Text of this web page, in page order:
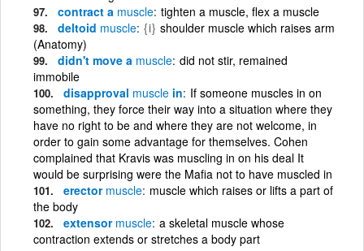
contract a muscle tighten a muscle, flex a muscle
deltoid muscle {i} shoulder muscle which raises arm
(Anatomy)
didn't move a muscle did not stir, remained
immobile
disapproval muscle in If someone muscles in on
something, they force their way into a situation where they
have no right to be and where they are not welcome, in
order to gain some advantage for themselves. Cohen
complained that Kravis was muscling in on his deal It
would be surprising were the Mafia not to have muscled in
erector muscle muscle which raises or lifts a part of
the body
extensor muscle a skeletal muscle whose
contraction extends or stretches a body part